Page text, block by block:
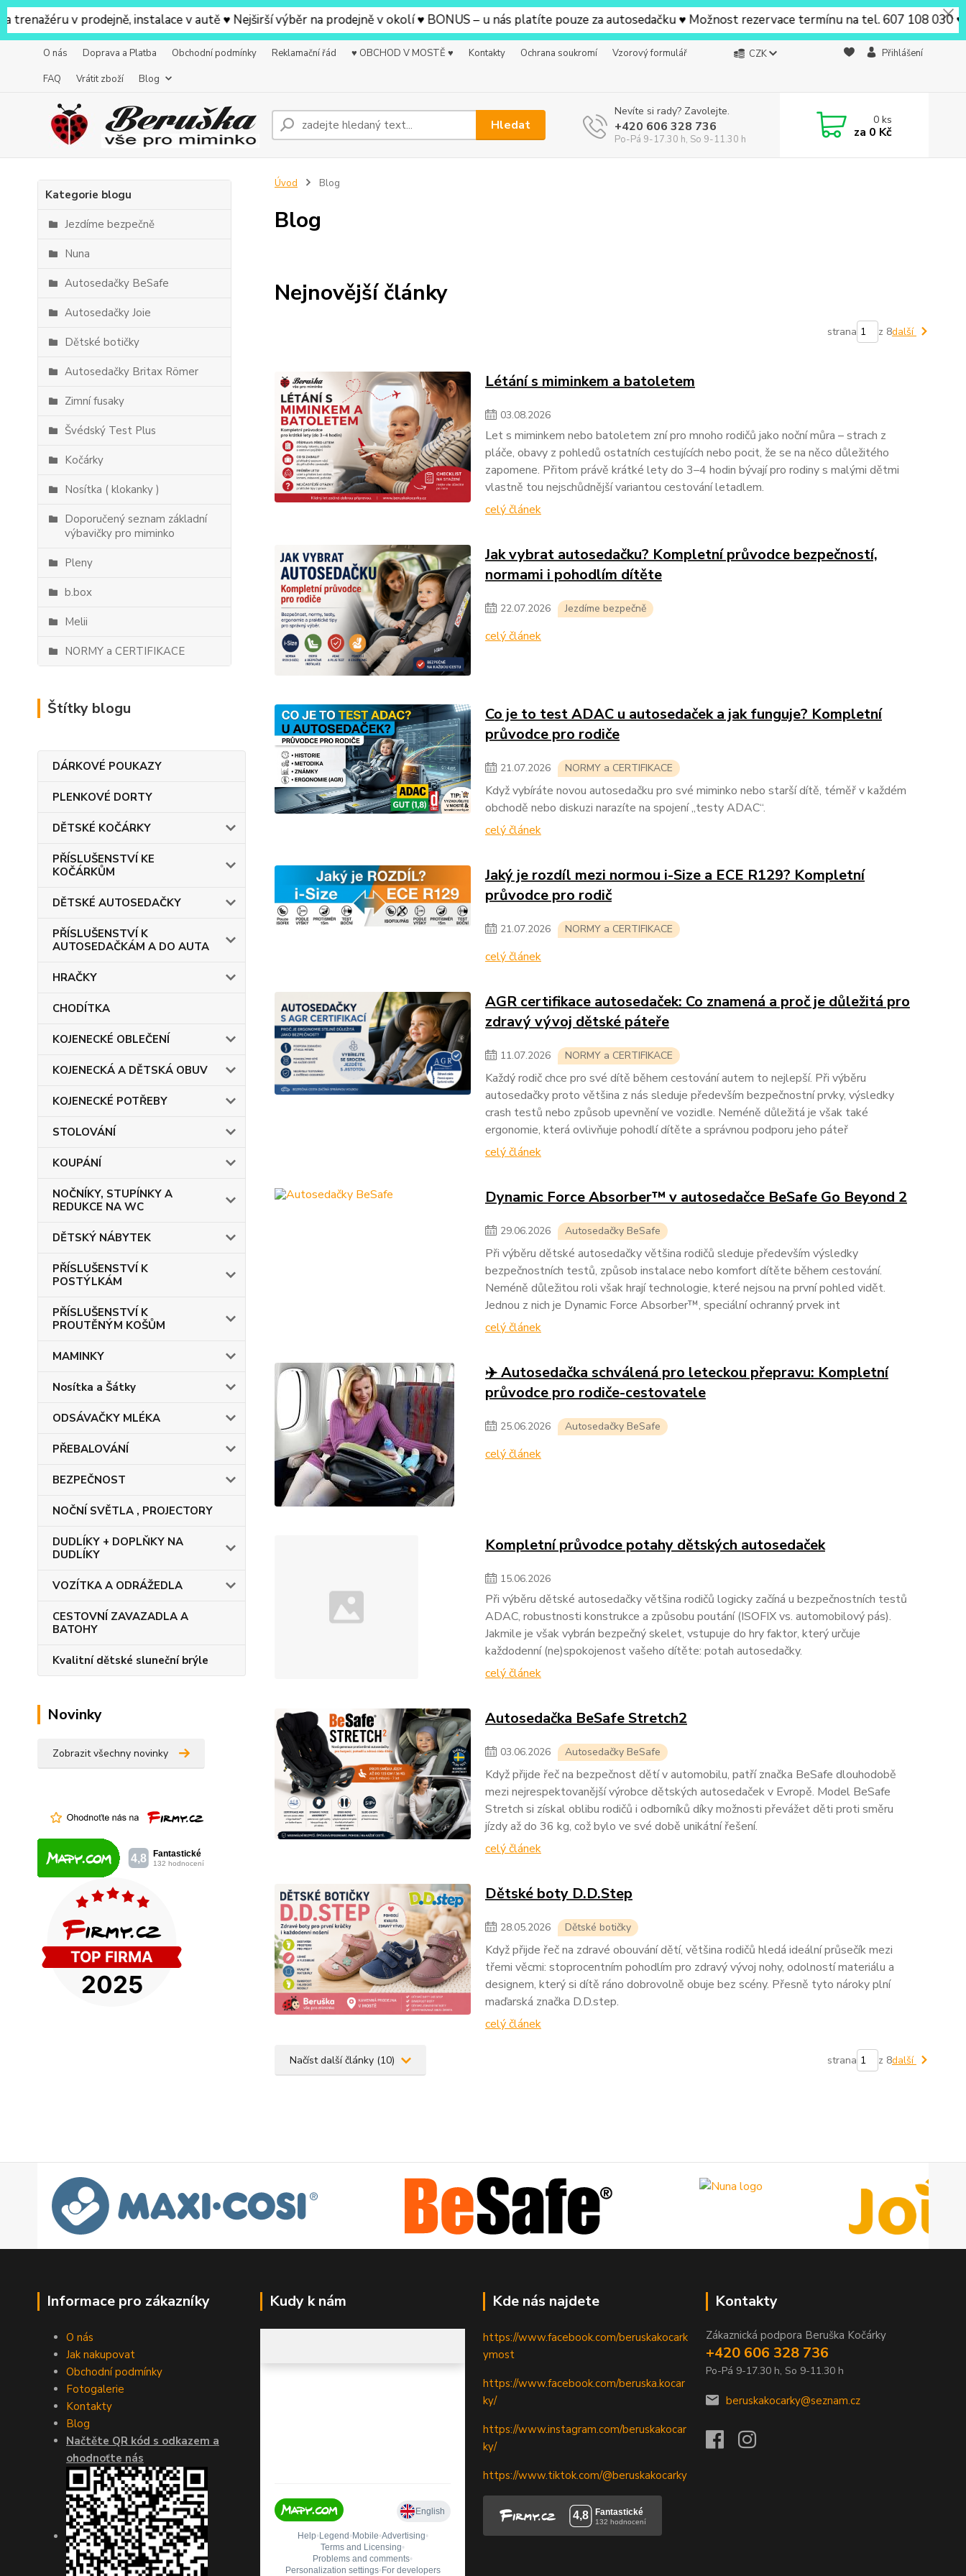
v prodejně, instalace v autě ♥ Nejširší výběr na prodejně v okolí ♥ BONUS – u nás platíte pouze za autosedačku ♥ Možnost rezervace termínu na tel. 607 108 030 ♥ V
O nás Doprava a Platba Obchodní podmínky Reklamační řád ♥ OBCHOD V MOSTĚ ♥ Kontakty Ochrana soukromí
Vzorový formulář
FAQ
Vrátit zboží Blog
CZK Přihlášení
Hledat
Nevíte si rady? Zavolejte.
+420 606 328 736
Po-Pá 9-17.30 h, So 9-11.30 h
0ks
za 0 Kč
Kategorie blogu
Jezdíme bezpečně
Nuna
Autosedačky BeSafe
Autosedačky Joie
Dětské botičky
Autosedačky Britax Römer
Zimní fusaky
Švédský Test Plus
Kočárky
Nosítka ( klokanky )
Doporučený seznam základní
výbavičky pro miminko
Pleny
b.box
Melii
NORMY a CERTIFIKACE
Štítky blogu
DÁRKOVÉ POUKAZY
PLENKOVÉ DORTY
DĚTSKÉ KOČÁRKY
PŘÍSLUŠENSTVÍ KE
KOČÁRKŮM
DĚTSKÉ AUTOSEDAČKY
PŘÍSLUŠENSTVÍ K
AUTOSEDAČKÁM A DO AUTA
HRAČKY
CHODÍTKA
KOJENECKÉ OBLEČENÍ
KOJENECKÁ A DĚTSKÁ OBUV
KOJENECKÉ POTŘEBY
STOLOVÁNÍ
KOUPÁNÍ
NOČNÍKY, STUPÍNKY A
REDUKCE NA WC
DĚTSKÝ NÁBYTEK
PŘÍSLUŠENSTVÍ K
POSTÝLKÁM
PŘÍSLUŠENSTVÍ K
PROUTĚNÝM KOŠŮM
MAMINKY
Nosítka a Šátky
ODSÁVAČKY MLÉKA
PŘEBALOVÁNÍ
BEZPEČNOST
NOČNÍ SVĚTLA , PROJECTORY
DUDLÍKY + DOPLŇKY NA
DUDLÍKY
VOZÍTKA A ODRÁŽEDLA
CESTOVNÍ ZAVAZADLA A
BATOHY
Kvalitní dětské sluneční brýle
Novinky
Zobrazit všechny novinky
Úvod Blog
Blog
Nejnovější články
strana z 8další
Létání s miminkem a batoletem
03.08.2026
Let s miminkem nebo batoletem zní pro mnoho rodičů jako noční můra – strach z
pláče, obavy z pohledů ostatních cestujících nebo pocit, že se na něco důležitého
zapomene. Přitom právě krátké lety do 3–4 hodin bývají pro rodiny s malými dětmi
vlastně tou nejschůdnější variantou cestování letadlem.
celý článek
Jak vybrat autosedačku? Kompletní průvodce bezpečností,
normami i pohodlím dítěte
22.07.2026 Jezdíme bezpečně
celý článek
Co je to test ADAC u autosedaček a jak funguje? Kompletní
průvodce pro rodiče
21.07.2026 NORMY a CERTIFIKACE
Když vybíráte novou autosedačku pro své miminko nebo starší dítě, téměř v každém
obchodě nebo diskuzi narazíte na spojení „testy ADAC“.
celý článek
Jaký je rozdíl mezi normou i-Size a ECE R129? Kompletní
průvodce pro rodič
21.07.2026 NORMY a CERTIFIKACE
celý článek
AGR certifikace autosedaček: Co znamená a proč je důležitá pro
zdravý vývoj dětské páteře
11.07.2026 NORMY a CERTIFIKACE
Každý rodič chce pro své dítě během cestování autem to nejlepší. Při výběru
autosedačky proto většina z nás sleduje především bezpečnostní prvky, výsledky
crash testů nebo způsob upevnění ve vozidle. Neméně důležitá je však také
ergonomie, která ovlivňuje pohodlí dítěte a správnou podporu jeho páteř
celý článek
Dynamic Force Absorber™ v autosedačce BeSafe Go Beyond 2
29.06.2026 Autosedačky BeSafe
Při výběru dětské autosedačky většina rodičů sleduje především výsledky
bezpečnostních testů, způsob instalace nebo komfort dítěte během cestování.
Neméně důležitou roli však hrají technologie, které nejsou na první pohled vidět.
Jednou z nich je Dynamic Force Absorber™, speciální ochranný prvek int
celý článek
✈️ Autosedačka schválená pro leteckou přepravu: Kompletní
průvodce pro rodiče-cestovatele
25.06.2026 Autosedačky BeSafe
celý článek
Kompletní průvodce potahy dětských autosedaček
15.06.2026
Při výběru dětské autosedačky většina rodičů logicky začíná u bezpečnostních testů
ADAC, robustnosti konstrukce a způsobu poutání (ISOFIX vs. automobilový pás).
Jakmile je však vybrán bezpečný skelet, vstupuje do hry faktor, který určuje
každodenní (ne)spokojenost vašeho dítěte: potah autosedačky.
celý článek
Autosedačka BeSafe Stretch2
03.06.2026 Autosedačky BeSafe
Když přijde řeč na bezpečnost dětí v automobilu, patří značka BeSafe dlouhodobě
mezi nejrespektovanější výrobce dětských autosedaček v Evropě. Model BeSafe
Stretch si získal oblibu rodičů i odborníků díky možnosti převážet děti proti směru
jízdy až do 36 kg, což bylo ve své době unikátní řešení.
celý článek
Dětské boty D.D.Step
28.05.2026 Dětské botičky
Když přijde řeč na zdravé obouvání dětí, většina rodičů hledá ideální průsečík mezi
třemi věcmi: stoprocentním pohodlím pro zdravý vývoj nohy, odolností materiálu a
designem, který si dítě ráno dobrovolně obuje bez scény. Přesně tyto nároky plní
maďarská značka D.D.step.
celý článek
Načíst další články (10) strana z 8další
Informace pro zákazníky
O nás
Jak nakupovat
Obchodní podmínky
Fotogalerie
Kontakty
Blog
Načtěte QR kód s odkazem a
ohodnoťte nás
Kudy k nám Kde nás najdete
https://www.facebook.com/beruskakocark
ymost
https://www.facebook.com/beruska.kocar
ky/
https://www.instagram.com/beruskakocar
ky/
https://www.tiktok.com/@beruskakocarky
Kontakty
Zákaznická podpora Beruška Kočárky
+420 606 328 736
Po-Pá 9-17.30 h, So 9-11.30 h
beruskakocarky@seznam.cz